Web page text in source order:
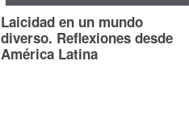
Laicidad en un mundo
diverso. Reflexiones desde
América Latina